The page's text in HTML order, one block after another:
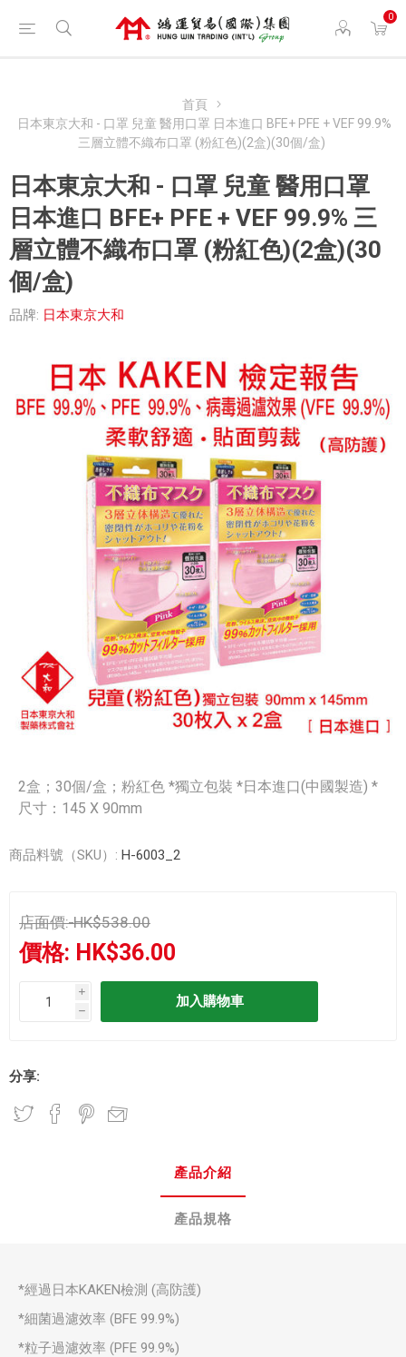
0
首頁
日本東京大和 - 口罩 兒童 醫用口罩 日本進口 BFE+ PFE + VEF 99.9%
三層立體不織布口罩 (粉紅色)(2盒)(30個/盒)
日本東京大和 - 口罩 兒童 醫用口罩
日本進口 BFE+ PFE + VEF 99.9% 三
層立體不織布口罩 (粉紅色)(2盒)(30
個/盒)
品牌: 日本東京大和
2盒；30個/盒；粉紅色 *獨立包裝 *日本進口(中國製造) *
尺寸：145 X 90mm
商品料號（SKU）: H-6003_2
店面價: HK$538.00
價格: HK$36.00
i
h
分享:
產品介紹
產品規格
*經過日本KAKEN檢測 (高防護)
*細菌過濾效率 (BFE 99.9%)
*粒子過濾效率 (PFE 99.9%)